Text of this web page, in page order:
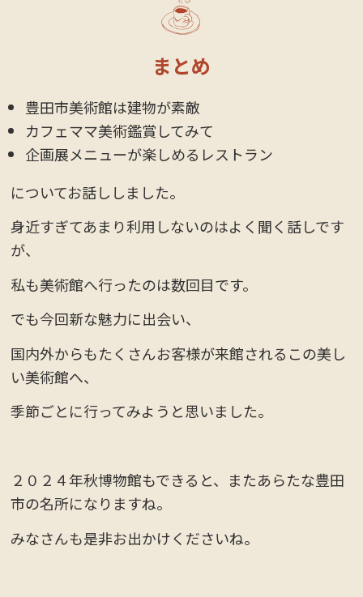
まとめ
豊田市美術館は建物が素敵
カフェママ美術鑑賞してみて
企画展メニューが楽しめるレストラン
についてお話ししました。
身近すぎてあまり利用しないのはよく聞く話しです
が、
私も美術館へ行ったのは数回目です。
でも今回新な魅力に出会い、
国内外からもたくさんお客様が来館されるこの美し
い美術館へ、
季節ごとに行ってみようと思いました。
２０２４年秋博物館もできると、またあらたな豊田
市の名所になりますね。
みなさんも是非お出かけくださいね。